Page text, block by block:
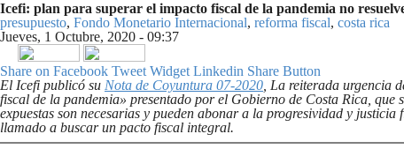
Icefi: plan para superar el impacto fiscal de la pandemia no
presupuesto, Fondo Monetario Internacional, reforma fiscal, costa rica
Jueves, 1 Octubre, 2020 - 09:37
Share on Facebook Tweet Widget Linkedin Share Button
El Icefi publicó su Nota de Coyuntura 07-2020 , La reiterada urgencia
fiscal de la pandemia» presentado por el Gobierno de Costa Rica,
expuestas son necesarias y pueden abonar a la progresividad y
llamado a buscar un pacto fiscal integral.